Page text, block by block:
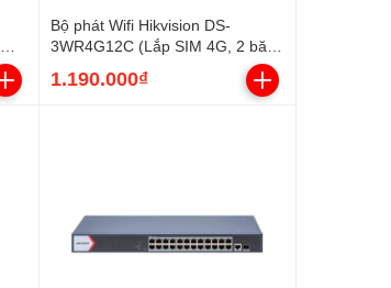
Bộ phát Wifi Hikvision DS-
3WR4G12C (Lắp SIM 4G, 2 băng
1.190.000₫